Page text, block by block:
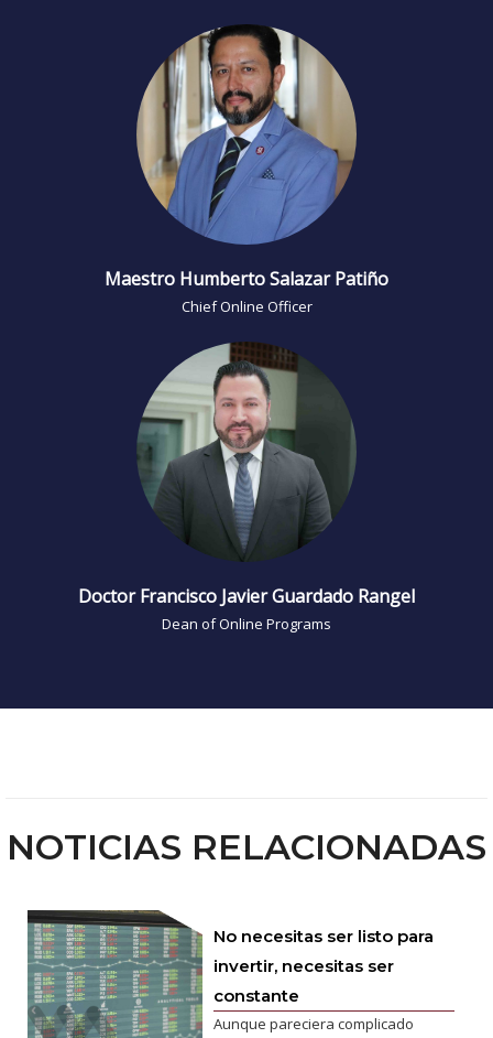
Maestro Humberto Salazar Patiño
Chief Online Officer
Doctor Francisco Javier Guardado Rangel
Dean of Online Programs
NOTICIAS RELACIONADAS
No necesitas ser listo para
invertir, necesitas ser
constante
Aunque pareciera complicado